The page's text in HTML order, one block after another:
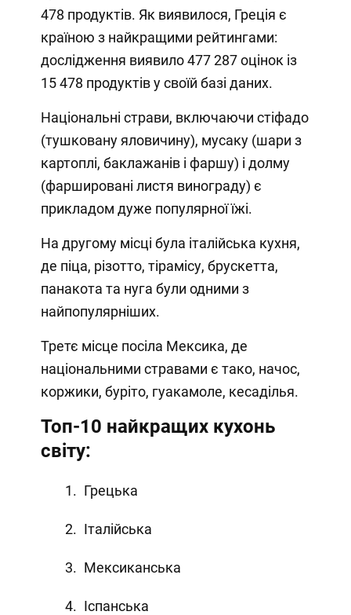
478 продуктів. Як виявилося, Греція є
країною з найкращими рейтингами:
дослідження виявило 477 287 оцінок із
15 478 продуктів у своїй базі даних.
Національні страви, включаючи стіфадо
(тушковану яловичину), мусаку (шари з
картоплі, баклажанів і фаршу) і долму
(фаршировані листя винограду) є
прикладом дуже популярної їжі.
На другому місці була італійська кухня,
де піца, різотто, тірамісу, брускетта,
панакота та нуга були одними з
найпопулярніших.
Третє місце посіла Мексика, де
національними стравами є тако, начос,
коржики, буріто, гуакамоле, кесаділья.
Топ-10 найкращих кухонь
світу:
Грецька
Італійська
Мексиканська
Іспанська